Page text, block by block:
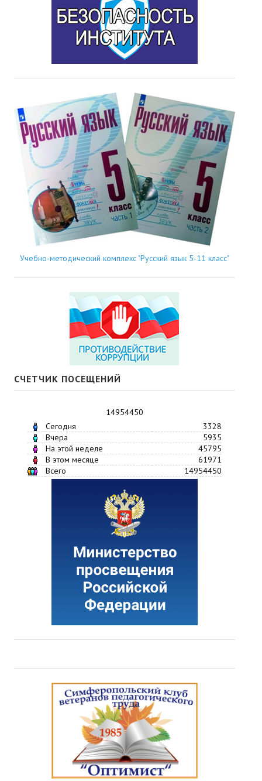
Учебно-методический комплекс "Русский язык 5-11 класс"
СЧЕТЧИК ПОСЕЩЕНИЙ
14954450
Сегодня
3328
Вчера
5935
На этой неделе
45795
В этом месяце
61971
Всего
14954450